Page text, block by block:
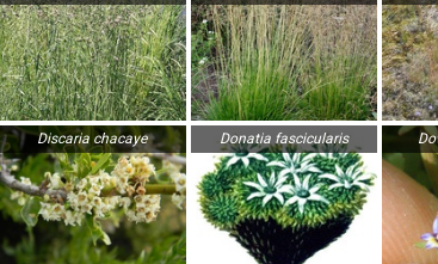
Discaria chacaye Donatia fascicularis